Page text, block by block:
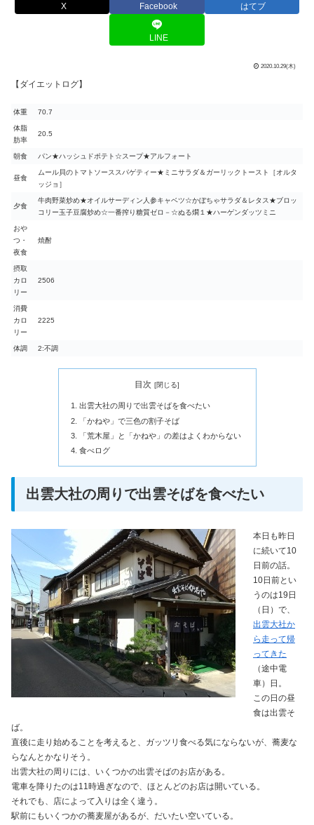
X Facebook はてブ
LINE
2020.10.29(木)
【ダイエットログ】
体重 70.7
体脂
肪率
20.5
朝食 パン★ハッシュドポテト☆スープ★アルフォート
昼食
ムール貝のトマトソーススパゲティー★ミニサラダ＆ガーリックトースト［オルタ
ッジョ］
夕食
牛肉野菜炒め★オイルサーディン人参キャベツ☆かぼちゃサラダ＆レタス★ブロッ
コリー玉子豆腐炒め☆一番搾り糖質ゼロ－☆ぬる燗１★ハーゲンダッツミニ
おや
つ・
夜食
焼酎
摂取
カロ
リー
2506
消費
カロ
リー
2225
体調 2:不調
目次
出雲大社の周りで出雲そばを食べたい
「かねや」で三色の割子そば
「荒木屋」と「かねや」の差はよくわからない
食べログ
出雲大社の周りで出雲そばを食べたい
本日も昨日
に続いて10
日前の話。
10日前とい
うのは19日
（日）で、
出雲大社か
ら走って帰
ってきた
（途中電
車）日。
この日の昼
食は出雲そ
ば。
直後に走り始めることを考えると、ガッツリ食べる気にならないが、蕎麦な
らなんとかなりそう。
出雲大社の周りには、いくつかの出雲そばのお店がある。
電車を降りたのは11時過ぎなので、ほとんどのお店は開いている。
それでも、店によって入りは全く違う。
駅前にもいくつかの蕎麦屋があるが、だいたい空いている。